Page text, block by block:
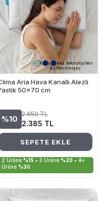
Yapay zekâ teknolojileri
kullanılmıştır.
Aria Hava Kanallı Alezli
50x70 cm
%10
2.650TL
2.385 TL
SEPETE EKLE
2 Ürüne %15 • 3 Ürüne %20 • 4+
Ürüne %30